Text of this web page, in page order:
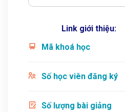
Link giới thiệu:
Mã khoá học
Số học viên đăng ký
Số lượng bài giảng